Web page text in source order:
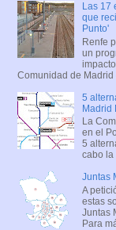
Las 17
que
Punto'
Renfe
un
Comunidad de Madrid
5
Madrid
La
en el
5
cabo la
Juntas
A
estas
Juntas
Para